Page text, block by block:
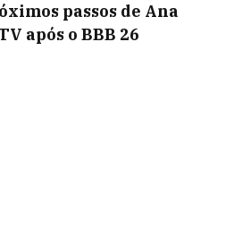
passos de Ana
após o BBB 26